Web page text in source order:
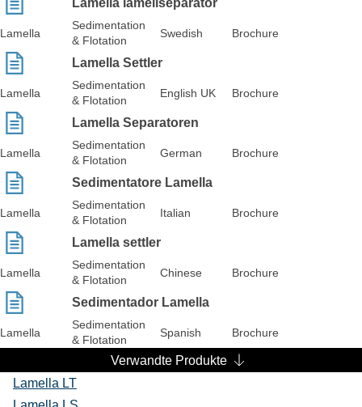
Lamella lamellseparator
Lamella
Sedimentation
& Flotation
Swedish Brochure
Lamella Settler
Lamella
Sedimentation
& Flotation
English UK Brochure
Lamella Separatoren
Lamella
Sedimentation
& Flotation
German Brochure
Sedimentatore Lamella
Lamella
Sedimentation
& Flotation
Italian Brochure
Lamella settler
Lamella
Sedimentation
& Flotation
Chinese Brochure
Sedimentador Lamella
Lamella
Sedimentation
& Flotation
Spanish Brochure
Verwandte Produkte
Lamella LT